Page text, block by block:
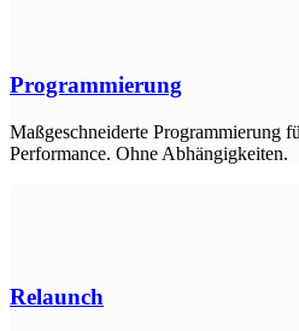
Programmierung
Maßgeschneiderte Programmierung
Performance. Ohne Abhängigkeiten.
Relaunch